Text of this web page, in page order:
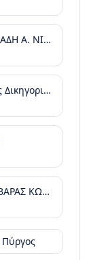
ΔΙΚΗΓΟΡΟΣ ΠΥΡΓΟΣ ΗΛΕΙΑΣ, ΖΑΡΚΑΔΗ Α. ΝΙΚΟΛΕΤΤΑ ΕΡΓΑΤΟΛΟΓΟΣ-ΣΥΝΤΑΞΕΙΣ
Δημήτρης Κονδύλης & Συνεργάτες Δικηγορική Εταιρεία
ΔΙΚΗΓΟΡΟΣ ΠΥΡΓΟΣ ΗΛΕΙΑΣ - ΤΖΑΒΑΡΑΣ ΚΩΝ/ΝΟΣ & ΣΥΝΕΡΓΑΤΕΣ
Πύργος